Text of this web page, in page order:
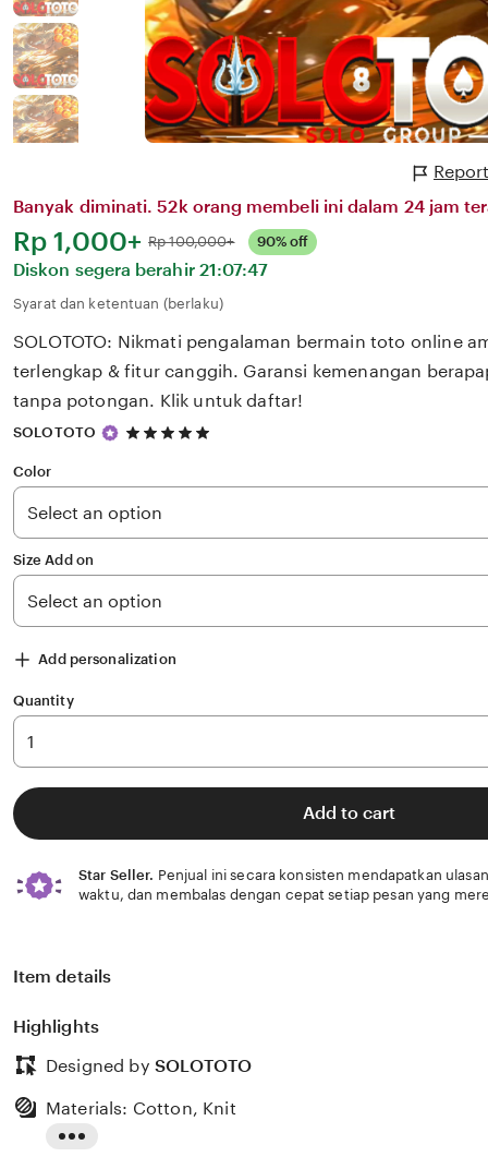
Banyak diminati. 52k orang membeli ini dalam 24 jam
Harga:
Rp 1,000+ Normal:
Rp 100,000+ 90% off
Diskon segera berahir 21:07:47
Syarat dan ketentuan (berlaku)
SOLOTOTO: Nikmati pengalaman bermain toto online
terlengkap & fitur canggih. Garansi kemenangan
tanpa potongan. Klik untuk daftar!
SOLOTOTO
5
5
stars
Color
Size Add on
Add personalization
Quantity
Add to cart
Star Seller. Penjual ini secara konsisten mendapatkan
waktu, dan membalas dengan cepat setiap pesan yang
Item details
Highlights
Designed by SOLOTOTO
Materials: Cotton, Knit